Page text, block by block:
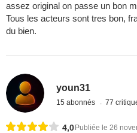
assez original on passe un bon
Tous les acteurs sont tres bon,
du bien.
youn31
15 abonnés 77
4,0Publiée le 26